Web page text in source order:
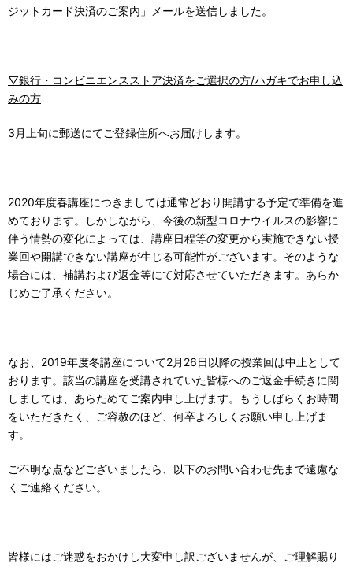
ジットカード決済のご案内」メールを送信しました。
▽銀行・コンビニエンスストア決済をご選択の方/ハガキでお申し込
みの方
3月上旬に郵送にてご登録住所へお届けします。
2020年度春講座につきましては通常どおり開講する予定で準備を進
めております。しかしながら、今後の新型コロナウイルスの影響に
伴う情勢の変化によっては、講座日程等の変更から実施できない授
業回や開講できない講座が生じる可能性がございます。そのような
場合には、補講および返金等にて対応させていただきます。あらか
じめご了承ください。
なお、2019年度冬講座について2月26日以降の授業回は中止として
おります。該当の講座を受講されていた皆様へのご返金手続きに関
しましては、あらためてご案内申し上げます。もうしばらくお時間
をいただきたく、ご容赦のほど、何卒よろしくお願い申し上げま
す。
ご不明な点などございましたら、以下のお問い合わせ先まで遠慮な
くご連絡ください。
皆様にはご迷惑をおかけし大変申し訳ございませんが、ご理解賜り